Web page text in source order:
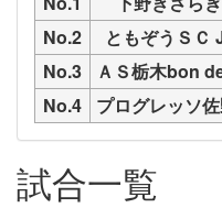
No.2
ともぞうＳＣ
No.3
ＡＳ栃木bon
No.4
プログレッソ
試合一覧